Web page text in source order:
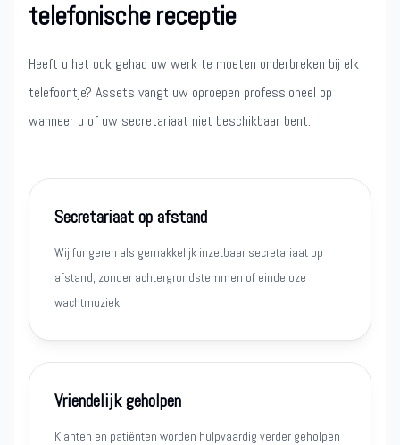
telefonische receptie
Heeft u het ook gehad uw werk te moeten onderbreken bij elk
telefoontje? Assets vangt uw oproepen professioneel op
wanneer u of uw secretariaat niet beschikbaar bent.
Secretariaat op afstand
Wij fungeren als gemakkelijk inzetbaar secretariaat op
afstand, zonder achtergrondstemmen of eindeloze
wachtmuziek.
Vriendelijk geholpen
Klanten en patiënten worden hulpvaardig verder geholpen